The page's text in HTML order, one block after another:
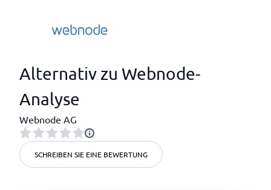
Alternativ zu Webnode-
Analyse
Webnode AG
SCHREIBEN SIE EINE BEWERTUNG